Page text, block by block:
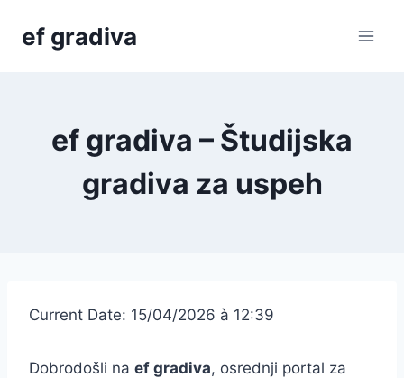
ef gradiva
ef gradiva – Študijska
gradiva za uspeh
Current Date: 15/04/2026 à 12:39
Dobrodošli na ef gradiva, osrednji portal za